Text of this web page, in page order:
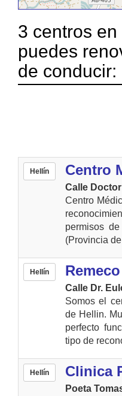
3 centros en
puedes
de conducir:
Hellín Centro
Calle
Centro
permisos
(Provincia
Hellín
Calle Dr.
Somos el
de Hellin.
perfecto
tipo de
Hellín Clinica
Poeta